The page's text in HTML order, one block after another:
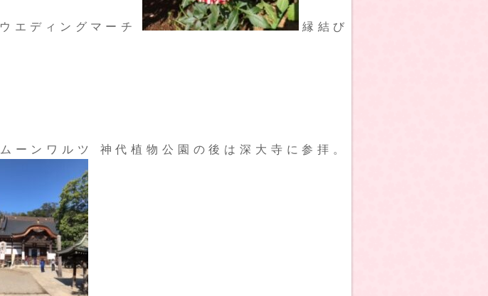
ウエディングマーチ 縁結び
ムーンワルツ 神代植物公園の後は深大寺に参拝。